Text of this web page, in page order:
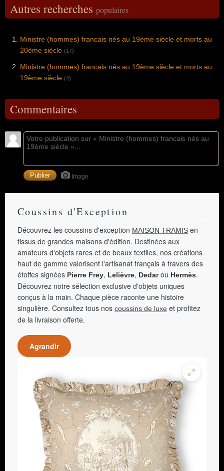
Autres recherches populaires
Ministre (hommes) francais nés au 19ème siècle et morts au
20ème siècle (17)
Ministre (hommes) francais nés au 19ème siècle et morts au
19ème siècle (4)
Commentaires
Image
Coussins d'Exception
Découvrez les coussins d'exception MAISON TRAMIS en
tissus de grandes maisons d'édition. Destinées aux
amateurs d'objets rares et de beaux textiles, nos créations
haut de gamme valorisent l'artisanat français à travers des
étoffes signées Pierre Frey, Lelièvre, Dedarou Hermès.
Découvrez notre sélection exclusive d'objets uniques
conçus à la main. Chaque pièce raconte une histoire
singulière. Consultez tous nos coussins de luxe et profitez
de la livraison offerte.
Agrandir